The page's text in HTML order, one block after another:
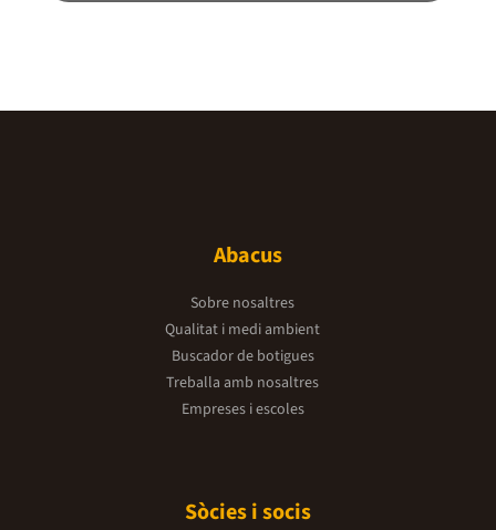
Abacus
Sobre nosaltres
Qualitat i medi ambient
Buscador de botigues
Treballa amb nosaltres
Empreses i escoles
Sòcies i socis